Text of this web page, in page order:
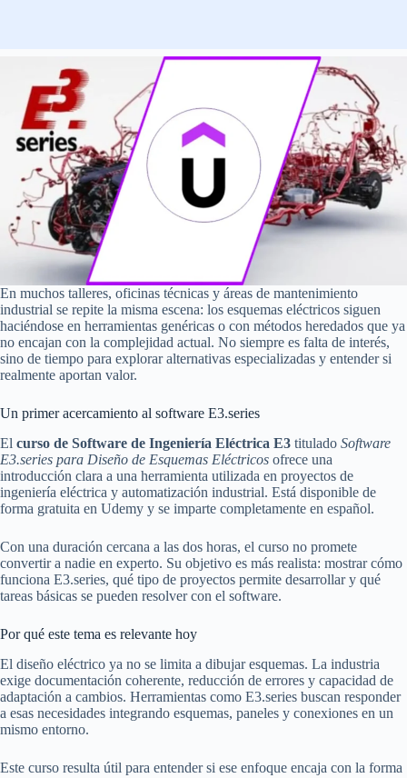
En muchos talleres, oficinas técnicas y áreas de mantenimiento
industrial se repite la misma escena: los esquemas eléctricos siguen
haciéndose en herramientas genéricas o con métodos heredados que ya
no encajan con la complejidad actual. No siempre es falta de interés,
sino de tiempo para explorar alternativas especializadas y entender si
realmente aportan valor.
Un primer acercamiento al software E3.series
El curso de Software de Ingeniería Eléctrica E3 titulado Software
E3.series para Diseño de Esquemas Eléctricos ofrece una
introducción clara a una herramienta utilizada en proyectos de
ingeniería eléctrica y automatización industrial. Está disponible de
forma gratuita en Udemy y se imparte completamente en español.
Con una duración cercana a las dos horas, el curso no promete
convertir a nadie en experto. Su objetivo es más realista: mostrar cómo
funciona E3.series, qué tipo de proyectos permite desarrollar y qué
tareas básicas se pueden resolver con el software.
Por qué este tema es relevante hoy
El diseño eléctrico ya no se limita a dibujar esquemas. La industria
exige documentación coherente, reducción de errores y capacidad de
adaptación a cambios. Herramientas como E3.series buscan responder
a esas necesidades integrando esquemas, paneles y conexiones en un
mismo entorno.
Este curso resulta útil para entender si ese enfoque encaja con la forma